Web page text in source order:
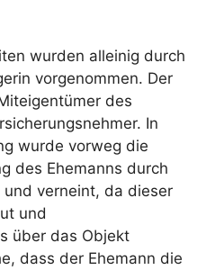
wurden alleinig durch
vorgenommen. Der
des
In
wurde vorweg die
des Ehemanns durch
verneint, da dieser
und
über das Objekt
dass der Ehemann die